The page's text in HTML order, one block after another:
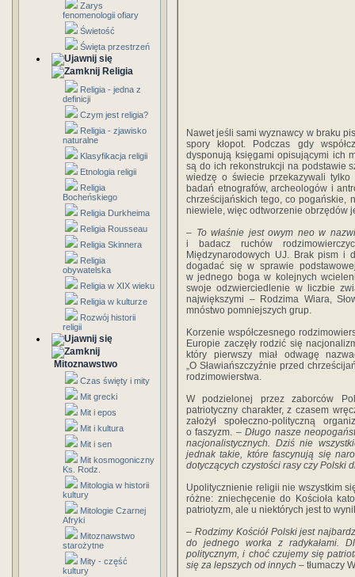
Zarys
fenomenologii ofiary
Świetość
Święta przestrzeń
Religia
Religia - jedna z
definicji
Czym jest religia?
Religia - zjawisko
naturalne
Klasyfikacja religii
Etnologia religii
Religia
Bocheńskiego
Religia Durkheima
Religia Rousseau
Religia Skinnera
Religia
obywatelska
Religia w XIX wieku
Religia w kulturze
Rozwój historii
religii
Mitoznawstwo
Czas święty i mity
Mit grecki
Mit i epos
Mit i kultura
Mit i sen
Mit kosmogoniczny
Ks. Rodz.
Mitologia w historii
kultury
Mitologie Czarnej
Afryki
Mitoznawstwo
starożytne
Mity - część
kultury
Nawet jeśli sami wyznawcy w braku
spory kłopot. Podczas gdy
dysponują księgami opisującymi ich
są do ich rekonstrukcji na podstawie
wiedzę o świecie przekazywali tylko
badań etnografów, archeologów i
chrześcijańskich tego, co pogańskie,
niewiele, więc odtworzenie obrzędów
– To właśnie jest owym neo w
i badacz ruchów
Międzynarodowych UJ. Brak pism i
dogadać się w sprawie
w jednego boga w kolejnych
swoje odzwierciedlenie w liczbie
największymi – Rodzima Wiara,
mnóstwo pomniejszych grup.
Korzenie współczesnego
Europie zaczęły rodzić się
który pierwszy miał odwagę
„O Sławiańszczyźnie przed
rodzimowierstwa.
W podzielonej przez zaborców
patriotyczny charakter, z czasem
założył społeczno-polityczną
o faszyzm. –Długo nasze
nacjonalistycznych. Dziś nie
jednak takie, które fascynują się
dotyczących czystości rasy czy Polski
Upolitycznienie religii nie wszystkim
różne: zniechęcenie do Kościoła
patriotyzm, ale u niektórych jest to
– Rodzimy Kościół Polski jest
do jednego worka z radykałami.
politycznym, i choć czujemy się
się za lepszych od innych – tłumaczy